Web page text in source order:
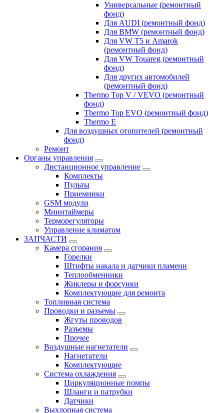
Универсальные (ремонтный
фонд)
Для AUDI (ремонтный фонд)
Для BMW (ремонтный фонд)
Для VW T5 и Amarok
(ремонтный фонд)
Для VW Touareg (ремонтный
фонд)
Для других автомобилей
(ремонтный фонд)
Thermo Top V / VEVO (ремонтный
фонд)
Thermo Top EVO (ремонтный фонд)
Thermo E
Для воздушных отопителей (ремонтный
фонд)
Ремонт
Органы управления
Дистанционное управление
Комплекты
Пульты
Приемники
GSM модули
Минитаймеры
Терморегуляторы
Управление климатом
ЗАПЧАСТИ
Камера сгорания
Горелки
Штифты накала и датчики пламени
Теплообменники
Жиклеры и форсунки
Комплектующие для ремонта
Топливная система
Проводки и разъемы
Жгуты проводов
Разъемы
Прочее
Воздушные нагнетатели
Нагнетатели
Комплектующие
Система охлаждения
Циркуляционные помпы
Шланги и патрубки
Датчики
Выхлопная система